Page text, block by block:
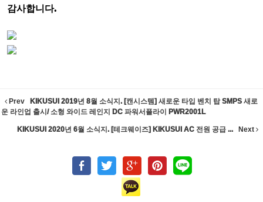
감사합니다.
Prev
KIKUSUI 2019년 8월 소식지. [캔시스템] 새로운 타입 벤치 탑 SMPS 새로
운 라인업 출시/ 소형 와이드 레인지 DC 파워서플라이 PWR2001L
KIKUSUI 2020년 6월 소식지. [테크웨이즈] KIKUSUI AC 전원 공급 ... Next